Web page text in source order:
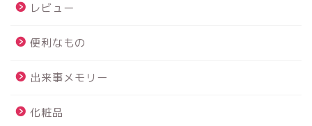
レビュー
便利なもの
出来事メモリー
化粧品